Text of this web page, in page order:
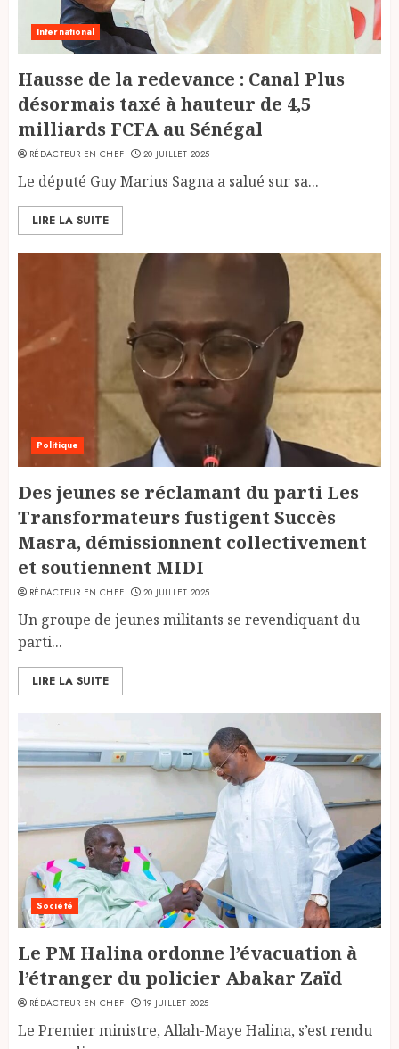
International
Hausse de la redevance : Canal Plus
désormais taxé à hauteur de 4,5
milliards FCFA au Sénégal
RÉDACTEUR EN CHEF 20 JUILLET 2025
Le député Guy Marius Sagna a salué sur sa...
LIRE LA SUITE
Politique
Des jeunes se réclamant du parti Les
Transformateurs fustigent Succès
Masra, démissionnent collectivement
et soutiennent MIDI
RÉDACTEUR EN CHEF 20 JUILLET 2025
Un groupe de jeunes militants se revendiquant du
parti...
LIRE LA SUITE
Société
Le PM Halina ordonne l’évacuation à
l’étranger du policier Abakar Zaïd
RÉDACTEUR EN CHEF 19 JUILLET 2025
Le Premier ministre, Allah-Maye Halina, s’est rendu